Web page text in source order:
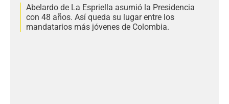
Abelardo de La Espriella asumió la Presidencia
con 48 años. Así queda su lugar entre los
mandatarios más jóvenes de Colombia.